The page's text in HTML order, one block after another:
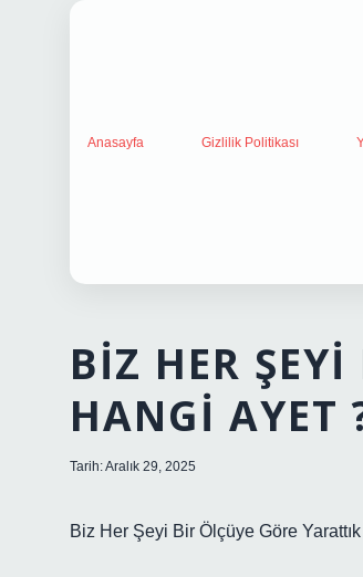
Anasayfa Gizlilik Politikası
BIZ HER
HANGI AYET
Tarih: Aralık 29, 2025
Biz Her Şeyi Bir Ölçüye Göre Yarattık